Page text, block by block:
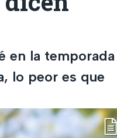
en la temporada
lo peor es que